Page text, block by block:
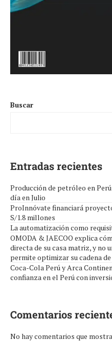
Buscar
Entradas recientes
Producción de petróleo en
día en Julio
ProInnóvate financiará
S/1.8 millones
La automatización como
OMODA & JAECOO explica
directa de su casa matriz, y no
permite optimizar su cadena
Coca-Cola Perú y Arca
confianza en el Perú con
Comentarios
No hay comentarios que